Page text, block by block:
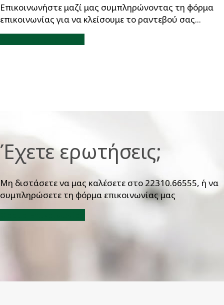
Επικοινωνήστε μαζί μας συμπληρώνοντας τη φόρμα
επικοινωνίας για να κλείσουμε το ραντεβού σας...
Έχετε ερωτήσεις;
Μη διστάσετε να μας καλέσετε στο 22310.66555, ή να
συμπληρώσετε τη φόρμα επικοινωνίας μας